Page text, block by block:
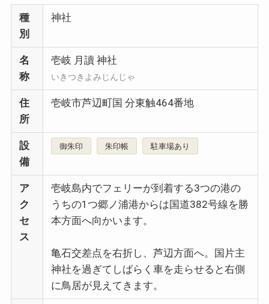
種
別
神社
名
称
壱岐 月讀 神社
いきつきよみじんじゃ
住
所
壱岐市芦辺町国 分東触464番地
設
備
御朱印 朱印帳 駐車場あり
ア
ク
セ
ス
壱岐島内でフェリーが到着する3つの港の
うちの1つ郷ノ浦港からは国道382号線を勝
本方面へ向かいます。
亀石交差点を右折し、芦辺方面へ。国片主
神社を過ぎてしばらく車を走らせると右側
に鳥居が見えてきます。